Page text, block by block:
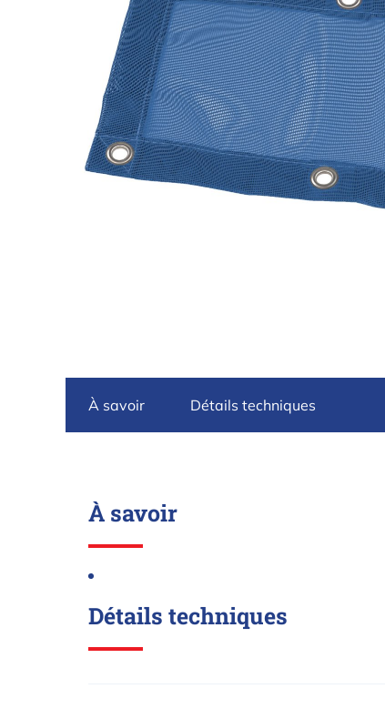
À savoir Détails techniques
À savoir
Détails techniques